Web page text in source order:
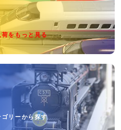
をもっと見る
リーから探す